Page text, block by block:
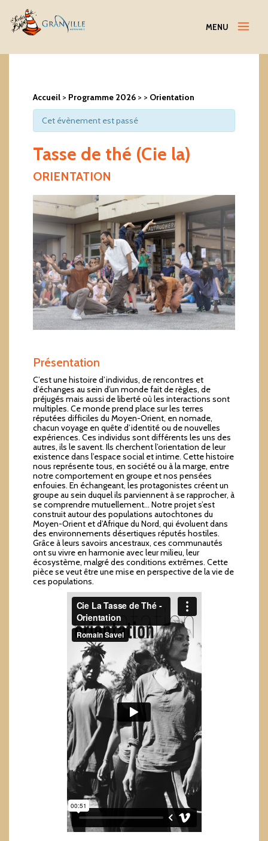
Menu
MENU
Accueil > Programme 2026 > > Orientation
Cet évènement est passé
Tasse de thé (Cie la)
ORIENTATION
Présentation
C’est une histoire d’individus, de rencontres et
d’échanges au sein d’un monde fait de règles, de
préjugés mais aussi de liberté où les interactions sont
multiples. Ce monde prend place sur les terres
réputées difficiles du Moyen-Orient, en nomade,
chacun voyage en quête d’identité ou de nouvelles
expériences. Ces individus sont différents les uns des
autres, ils le savent. Ils cherchent l’orientation de leur
existence dans l’espace social et intime. Cette histoire
nous représente tous, en société ou à la marge, entre
notre comportement en groupe et nos pensées
enfouies. En échangeant, les protagonistes créent un
groupe au sein duquel ils parviennent à se rapprocher, à
se comprendre mutuellement… Notre projet s’est
construit autour des populations autochtones du
Moyen-Orient et d’Afrique du Nord, qui évoluent dans
des environnements désertiques réputés hostiles.
Grâce à leurs savoirs ancestraux, ces communautés
ont su vivre en harmonie avec leur milieu, leur
écosystème, malgré des conditions extrêmes. Cette
pièce se veut être une mise en perspective de la vie de
ces populations.